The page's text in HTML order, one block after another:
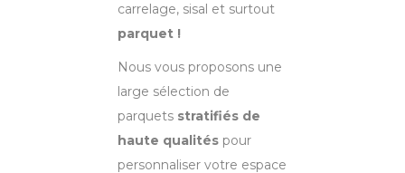
carrelage, sisal et surtout
parquet !
Nous vous proposons une
large sélection de
parquets stratifiés de
haute qualités pour
personnaliser votre espace